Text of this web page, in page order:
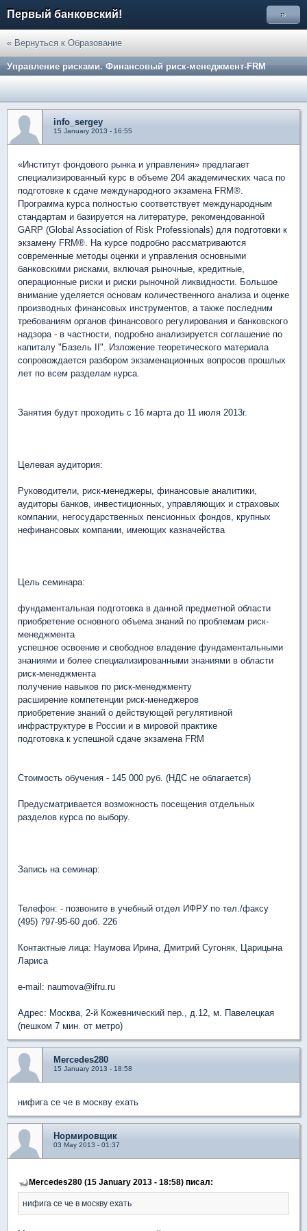
Первый банковский! »
« Вернуться к Образование
Управление рисками. Финансовый риск-менеджмент-FRM
info_sergey
15 January 2013 - 16:55
«Институт фондового рынка и управления» предлагает
специализированный курс в объеме 204 академических часа по
подготовке к сдаче международного экзамена FRM®.
Программа курса полностью соответствует международным
стандартам и базируется на литературе, рекомендованной
GARP (Global Association of Risk Professionals) для подготовки к
экзамену FRM®. На курсе подробно рассматриваются
современные методы оценки и управления основными
банковскими рисками, включая рыночные, кредитные,
операционные риски и риски рыночной ликвидности. Большое
внимание уделяется основам количественного анализа и оценке
производных финансовых инструментов, а также последним
требованиям органов финансового регулирования и банковского
надзора - в частности, подробно анализируется соглашение по
капиталу "Базель II". Изложение теоретического материала
сопровождается разбором экзаменационных вопросов прошлых
лет по всем разделам курса.
Занятия будут проходить с 16 марта до 11 июля 2013г.
Целевая аудитория:
Руководители, риск-менеджеры, финансовые аналитики,
аудиторы банков, инвестиционных, управляющих и страховых
компании, негосударственных пенсионных фондов, крупных
нефинансовых компании, имеющих казначейства
Цель семинара:
фундаментальная подготовка в данной предметной области
приобретение основного объема знаний по проблемам риск-
менеджмента
успешное освоение и свободное владение фундаментальными
знаниями и более специализированными знаниями в области
риск-менеджмента
получение навыков по риск-менеджменту
расширение компетенции риск-менеджеров
приобретение знаний о действующей регулятивной
инфраструктуре в России и в мировой практике
подготовка к успешной сдаче экзамена FRM
Стоимость обучения - 145 000 руб. (НДС не облагается)
Предусматривается возможность посещения отдельных
разделов курса по выбору.
Запись на семинар:
Телефон: - позвоните в учебный отдел ИФРУ по тел./факсу
(495) 797-95-60 доб. 226
Контактные лица: Наумова Ирина, Дмитрий Сугоняк, Царицына
Лариса
e-mail: naumova@ifru.ru
Адрес: Москва, 2-й Кожевнический пер., д.12, м. Павелецкая
(пешком 7 мин. от метро)
Mercedes280
15 January 2013 - 18:58
нифига се че в москву ехать
Нормировщик
03 May 2013 - 01:37
Mercedes280 (15 January 2013 - 18:58) писал:
нифига се че в москву ехать